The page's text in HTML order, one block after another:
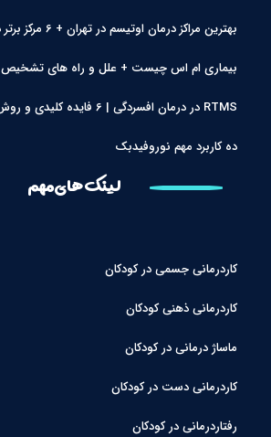
بهترین مراکز درمان اوتیسم در تهران + 6 مرکز برتر در تهران
بیماری ام اس چیست + علل و راه های تشخیص
RTMS در درمان افسردگی | 6 فایده کلیدی و روش های موثر
ده کاربرد مهم نوروفیدبک
لینک های مهم
کاردرمانی جسمی در کودکان
کاردرمانی ذهنی کودکان
ماساژ درمانی در کودکان
کاردرمانی دست در کودکان
رفتاردرمانی در کودکان